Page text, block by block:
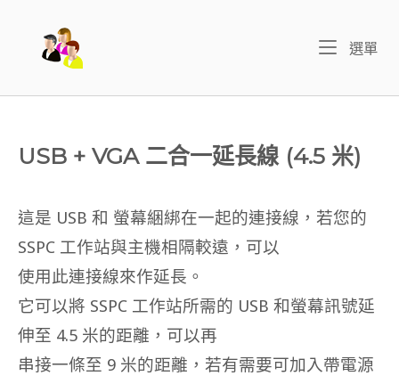
Home
選單
USB + VGA 二合一延長線 (4.5 米)
這是 USB 和 螢幕綑綁在一起的連接線，若您的
SSPC 工作站與主機相隔較遠，可以
使用此連接線來作延長。
它可以將 SSPC 工作站所需的 USB 和螢幕訊號延
伸至 4.5 米的距離，可以再
串接一條至 9 米的距離，若有需要可加入帶電源